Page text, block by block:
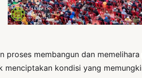
proses membangun dan
menciptakan kondisi yang